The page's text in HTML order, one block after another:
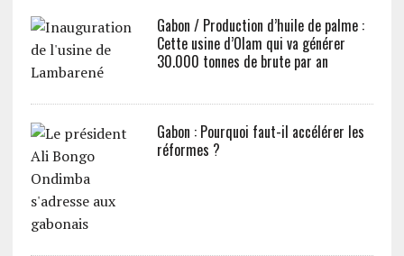
Gabon / Production d’huile de palme :
Cette usine d’Olam qui va générer
30.000 tonnes de brute par an
Gabon : Pourquoi faut-il accélérer les
réformes ?